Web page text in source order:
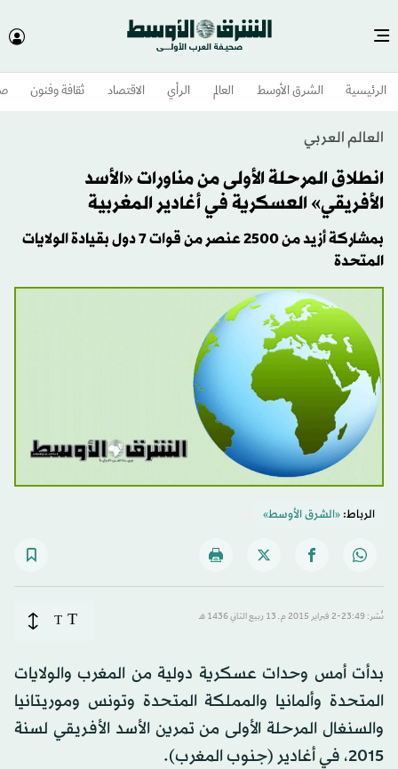
الرئيسية الشرق الأوسط​ العالم الرأي الاقتصاد ثقافة وفنون
العالم العربي
انطلاق المرحلة الأولى من مناورات «الأسد
الأفريقي» العسكرية في أغادير المغربية
بمشاركة أزيد من 2500 عنصر من قوات 7 دول بقيادة الولايات
المتحدة
الرباط:«الشرق الأوسط»
نُشر: 23:49-2 فبراير 2015 م ـ 13 ربيع الثاني 1436 هـ T
T
بدأت أمس وحدات عسكرية دولية من المغرب والولايات
المتحدة وألمانيا والمملكة المتحدة وتونس وموريتانيا
والسنغال المرحلة الأولى من تمرين الأسد الأفريقي لسنة
2015، في أغادير (جنوب المغرب).